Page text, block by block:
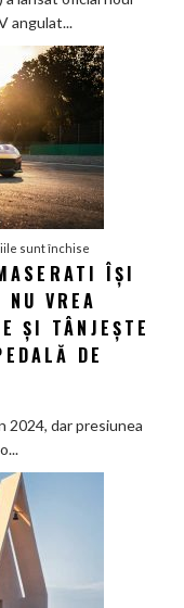
Wall
Motor
ul
masiv
GWM
H10
angulat...
sunt închise
Revelație
la
Modena:
Maserati
își
și
ÎȘI
VREA
ȘI TÂNJEȘTE
DE
2024, dar presiunea